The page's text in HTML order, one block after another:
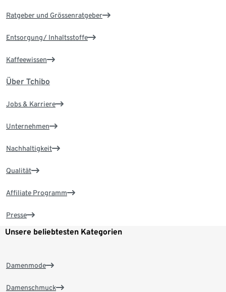
Ratgeber und Grössenratgeber
Entsorgung/ Inhaltsstoffe
Kaffeewissen
Über Tchibo
Jobs & Karriere
Unternehmen
Nachhaltigkeit
Qualität
Affiliate Programm
Presse
Unsere beliebtesten Kategorien
Damenmode
Damenschmuck